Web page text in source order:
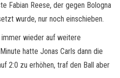
Fabian Reese, der gegen Bologna
wurde, nur noch einschieben.
wieder auf weitere
hatte Jonas Carls dann die
2:0 zu erhöhen, traf den Ball aber